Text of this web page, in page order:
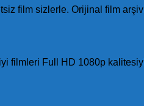
film sizlerle. Orijinal film
filmleri Full HD 1080p